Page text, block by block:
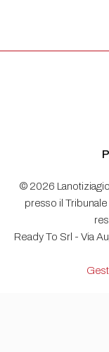
© 2026
presso il
Ready To Srl - Via